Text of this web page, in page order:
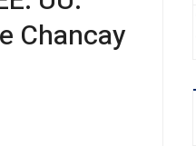
Chancay